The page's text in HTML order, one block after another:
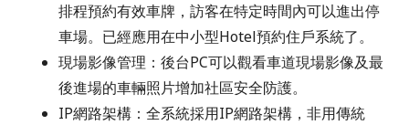
排程預約有效車牌，訪客在特定時間內可以進出停
車場。已經應用在中小型Hotel預約住戶系統了。
現場影像管理： 後台PC可以觀看車道現場影像及最
後進場的車輛照片增加社區安全防護。
IP網路架構： 全系統採用IP網路架構，非用傳統